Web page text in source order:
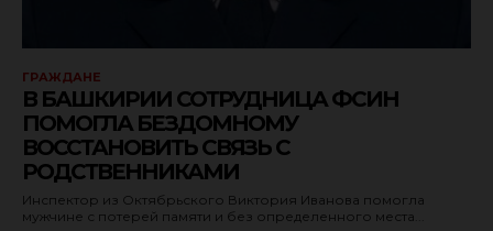
ГРАЖДАНЕ
В БАШКИРИИ СОТРУДНИЦА ФСИН
ПОМОГЛА БЕЗДОМНОМУ
ВОССТАНОВИТЬ СВЯЗЬ С
РОДСТВЕННИКАМИ
Инспектор из Октябрьского Виктория Иванова помогла
мужчине с потерей памяти и без определенного места...